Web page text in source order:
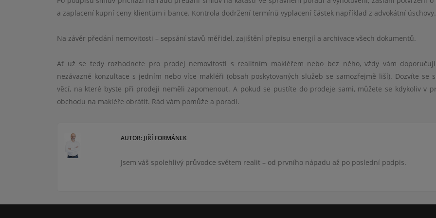
a zaplacení kupní ceny klientům i bance. Kontrola dodržení termínů vyplacení částek například z advokátní úschovy.
Na závěr předání nemovitosti – sepsání stavů měřidel, zajištění přepisu energií a archivace všech dokumentů.
Ať už se tedy rozhodnete pro prodej nemovitosti s realitním makléřem nebo bez něho, vždy vám
nezávazné konzultace s jedním nebo více makléři (obsah poskytovaných služeb se samozřejmě liší). Dozvíte se
věcí, na které byste při prodeji neměli zapomenout. A pokud se pustíte do prodeje sami, můžete se kdykoliv v
obchodu na makléře obrátit. Rád vám pomůže a poradí.
AUTOR: JIŘÍ FORMÁNEK
Jsem váš spolehlivý průvodce světem realit – od prvního nápadu až po poslední podpis.